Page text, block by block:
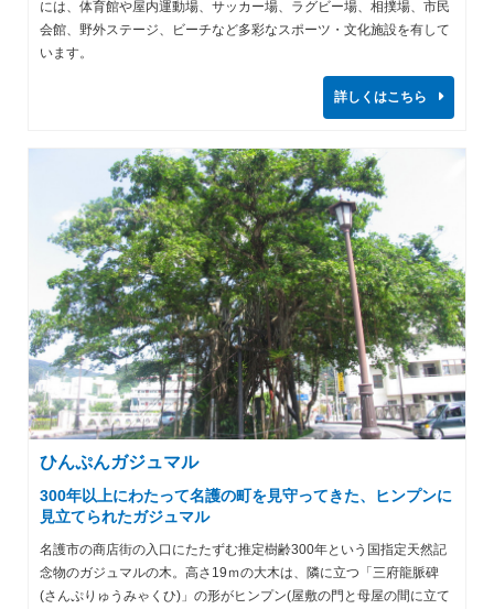
には、体育館や屋内運動場、サッカー場、ラグビー場、相撲場、市民
会館、野外ステージ、ビーチなど多彩なスポーツ・文化施設を有して
います。
詳しくはこちら
ひんぷんガジュマル
300年以上にわたって名護の町を見守ってきた、ヒンプンに
見立てられたガジュマル
名護市の商店街の入口にたたずむ推定樹齢300年という国指定天然記
念物のガジュマルの木。高さ19ｍの大木は、隣に立つ「三府龍脈碑
(さんぷりゅうみゃくひ)」の形がヒンプン(屋敷の門と母屋の間に立て